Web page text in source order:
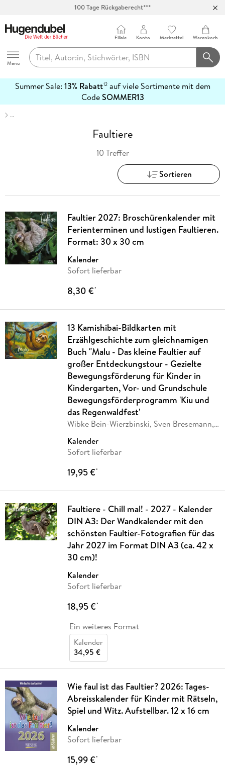
100 Tage Rückgaberecht***
Hugendubel
Menu
Filiale Konto Merkzettel Warenkorb
Summer Sale: 13% Rabatt12auf viele Sortimente mit dem
CodeSOMMER13
erfahren
…
Faultiere
10 Treffer
Sortieren
Faultier 2027: Broschürenkalender mit
Ferienterminen und lustigen Faultieren.
Format: 30 x 30 cm
Kalender
Sofort lieferbar
8,30 €*
13 Kamishibai-Bildkarten mit
Erzählgeschichte zum gleichnamigen
Buch "Malu - Das kleine Faultier auf
großer Entdeckungstour - Gezielte
Bewegungsförderung für Kinder in
Kindergarten, Vor- und Grundschule
Bewegungsförderprogramm 'Kiu und
das Regenwaldfest'
Wibke Bein-Wierzbinski, Sven Bresemann,…
Kalender
Sofort lieferbar
19,95 €*
Faultiere - Chill mal! - 2027 - Kalender
DIN A3: Der Wandkalender mit den
schönsten Faultier-Fotografien für das
Jahr 2027 im Format DIN A3 (ca. 42 x
30 cm)!
Kalender
Sofort lieferbar
18,95 €*
Ein weiteres Format
Kalender
34,95 €
Wie faul ist das Faultier? 2026: Tages-
Abreisskalender für Kinder mit Rätseln,
Spiel und Witz. Aufstellbar. 12 x 16 cm
Kalender
Sofort lieferbar
15,99 €*